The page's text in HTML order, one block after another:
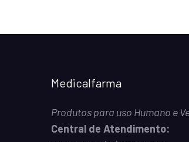
Medicalfarma
Produtos para uso Humano e
Central de Atendimento: